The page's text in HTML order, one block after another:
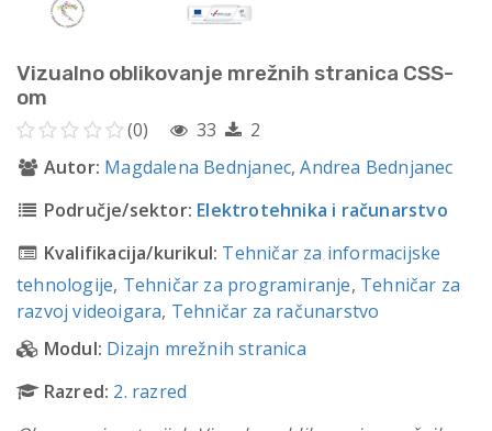
Vizualno oblikovanje mrežnih stranica CSS-
om
(0) 33
2
Autor: Magdalena Bednjanec,Andrea Bednjanec
Područje/sektor: Elektrotehnika i računarstvo
Kvalifikacija/kurikul: Tehničar za informacijske
tehnologije, Tehničar za programiranje, Tehničar za
razvoj videoigara, Tehničar za računarstvo
Modul: Dizajn mrežnih stranica
Razred: 2. razred